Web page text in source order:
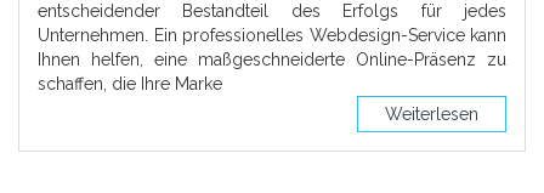
entscheidender Bestandteil des Erfolgs für jedes
Unternehmen. Ein professionelles Webdesign-Service kann
Ihnen helfen, eine maßgeschneiderte Online-Präsenz zu
schaffen, die Ihre Marke
Weiterlesen